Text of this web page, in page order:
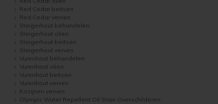
Schutting verven
Eikenhout behandelen
Eikenhout olien
Eikenhout beitsen
Red Cedar behandelen en de vergrijzing tegengaan
Red Cedar Oliën
Red Cedar Olympic Stain Alternatief
Olympic Oil Stain 704 overschilderen
Red Cedar beitsen
Red Cedar verven
Steigerhout behandelen
Steigerhout olien
Steigerhout beitsen
Steigerhout verven
Vurenhout behandelen
Vurenhout olien
Vurenhout beitsen
Vurenhout verven
Kozijnen verven
Olympic Water Repellent Oil Stain Overschilderen